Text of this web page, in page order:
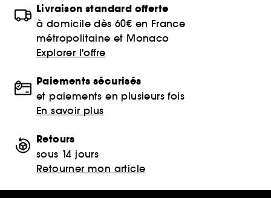
Livraison standard offerte
à domicile dès 60€ en France
métropolitaine et Monaco
Explorer l'offre
Paiements sécurisés
et paiements en plusieurs fois
En savoir plus
Retours
sous 14 jours
Retourner mon article